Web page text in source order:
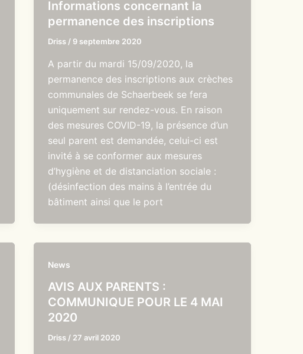
Informations concernant la
permanence des inscriptions
Driss / 9 septembre 2020
A partir du mardi 15/09/2020, la
permanence des inscriptions aux crèches
communales de Schaerbeek se fera
uniquement sur rendez-vous. En raison
des mesures COVID-19, la présence d’un
seul parent est demandée, celui-ci est
invité à se conformer aux mesures
d’hygiène et de distanciation sociale :
(désinfection des mains à l’entrée du
bâtiment ainsi que le port
News
AVIS AUX PARENTS :
COMMUNIQUE POUR LE 4 MAI
2020
Driss / 27 avril 2020